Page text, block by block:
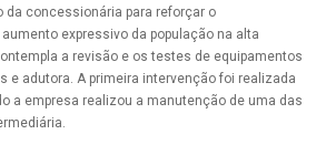
da concessionária para reforçar o
expressivo da população na alta
a revisão e os testes de equipamentos
e adutora. A primeira intervenção foi realizada
a empresa realizou a manutenção de uma das